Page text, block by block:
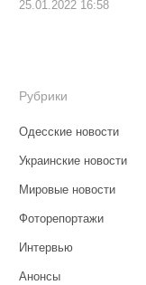
25.01.2022 16:58
Рубрики
Одесские новости
Украинские новости
Мировые новости
Фоторепортажи
Интервью
Анонсы